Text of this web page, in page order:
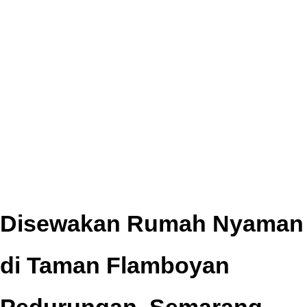
Disewakan Rumah Nyaman
di Taman Flamboyan